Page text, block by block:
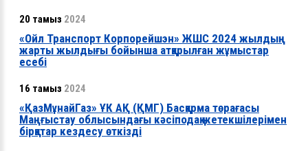
20 тамыз 2024
«Ойл Транспорт Корпорейшэн» ЖШС 2024 жылдың
жарты жылдығы бойынша атқарылған жұмыстар
есебі
16 тамыз 2024
«ҚазМұнайГаз» ҰК АҚ (ҚМГ) Басқарма төрағасы
Маңғыстау облысындағы кәсіподақ жетекшілерімен
бірқатар кездесу өткізді